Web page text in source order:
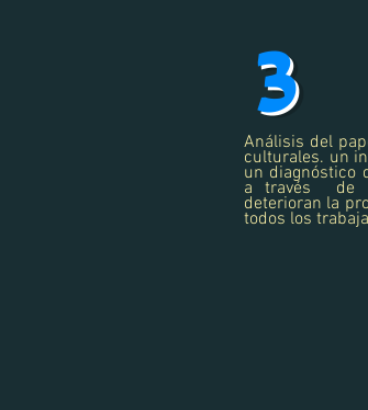
3
Análisis del
culturales. un
un diagnóstico
a través de
deterioran la
todos los